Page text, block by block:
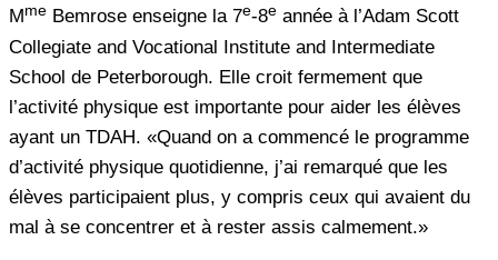
Mme Bemrose enseigne la 7e-8e année à l’Adam Scott
Collegiate and Vocational Institute and Intermediate
School de Peterborough. Elle croit fermement que
l’activité physique est importante pour aider les élèves
ayant un TDAH. «Quand on a commencé le programme
d’activité physique quotidienne, j’ai remarqué que les
élèves participaient plus, y compris ceux qui avaient du
mal à se concentrer et à rester assis calmement.»